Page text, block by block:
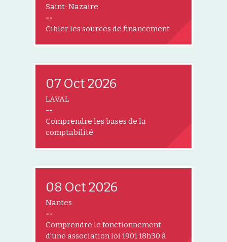
Saint-Nazaire
--
Cibler les sources de financement
07 Oct 2026
LAVAL
--
Comprendre les bases de la
comptabilité
08 Oct 2026
Nantes
--
Comprendre le fonctionnement
d’une association loi 1901 18h30 à